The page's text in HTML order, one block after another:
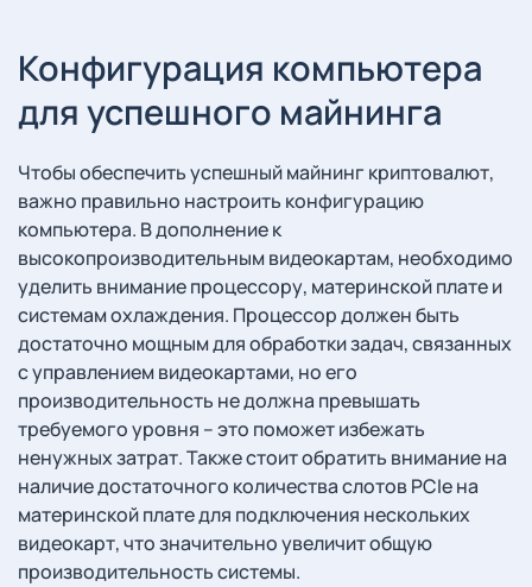
Конфигурация компьютера
для успешного майнинга
Чтобы обеспечить успешный майнинг криптовалют,
важно правильно настроить конфигурацию
компьютера. В дополнение к
высокопроизводительным видеокартам, необходимо
уделить внимание процессору, материнской плате и
системам охлаждения. Процессор должен быть
достаточно мощным для обработки задач, связанных
с управлением видеокартами, но его
производительность не должна превышать
требуемого уровня – это поможет избежать
ненужных затрат. Также стоит обратить внимание на
наличие достаточного количества слотов PCIe на
материнской плате для подключения нескольких
видеокарт, что значительно увеличит общую
производительность системы.